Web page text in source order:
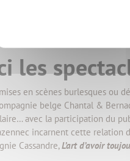
théâtre évoquant la souffrance
moment poignant. Enfin,
N
et la transmission des combats
les
en scènes burlesques ou
belge Chantal &
avec la participation du
incarnent cette relation
Cassandre,L’art d’avoir